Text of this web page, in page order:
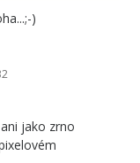
)
jako zrno